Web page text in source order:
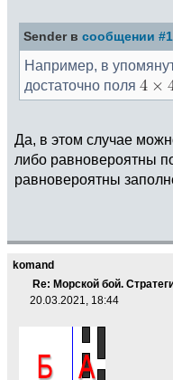
Sender в сообщении
Например, в
достаточно поля
Да, в этом случае
либо равновероятны
равновероятны
komand
Re: Морской бой.
20.03.2021, 18:44